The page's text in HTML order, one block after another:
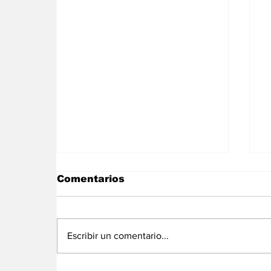
Comentarios
Escribir un comentario...